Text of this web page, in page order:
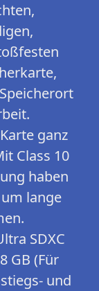
ganz
Class 10
haben
lange
SDXC
GB (Für
und